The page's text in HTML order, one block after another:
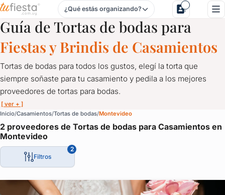
Tortas de bodas para Casamientos en Montevideo
¿Qué estás organizando?
Guía de Tortas de bodas para
Fiestas y Brindis de Casamientos
Tortas de bodas para todos los gustos, elegí la torta que
siempre soñaste para tu casamiento y pedila a los mejores
proveedores de tortas para bodas.
[ ver + ]
Inicio Casamientos Tortas de bodas Montevideo
2 proveedores de Tortas de bodas para Casamientos en
Montevideo
Filtros
2
Tortas de bodas para Casamientos en Montevideo
Tortas de bodas para todos los gustos, elegí la torta que
Todos están en TuFiesta, solicitá cotización a reposteros que
Tortas y postres de bodas en Uruguay, los encontrás aquí.